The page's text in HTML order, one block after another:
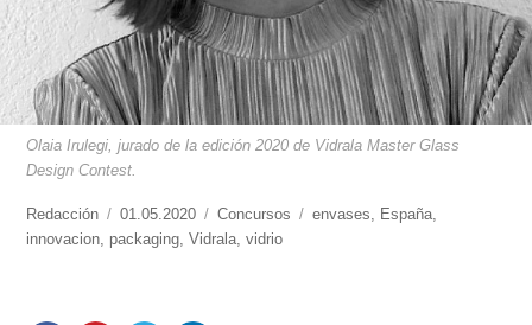
Olaia Irulegi, jurado de la edición 2020 de Vidrala Master Glass
Design Contest.
https://www.experimenta.es/author/redaccion/
Redacción
Publicado
el
01.05.2020 Categorías
Concursos Etiquetas
envases España
innovacion packaging ,Vidrala ,vidrio